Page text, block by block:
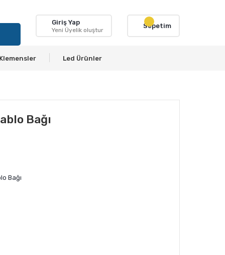
Giriş Yap
Yeni Üyelik oluştur
Sepetim
Klemensler Led Ürünler
Bağı
Bağı